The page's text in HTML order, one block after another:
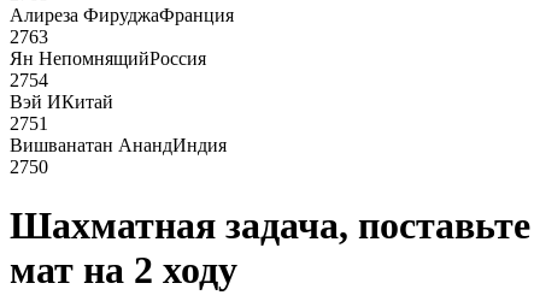
Алиреза ФируджаФранция
2763
Ян НепомнящийРоссия
2754
Вэй ИКитай
2751
Вишванатан АнандИндия
2750
Шахматная задача, поставьте
мат на 2 ходу